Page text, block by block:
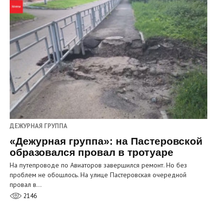
ДЕЖУРНАЯ ГРУППА
«Дежурная группа»: на Пастеровской
образовался провал в тротуаре
На путепроводе по Авиаторов завершился ремонт. Но без
проблем не обошлось. На улице Пастеровская очередной
провал в…
2146